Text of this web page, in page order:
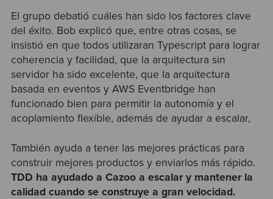
El grupo debatió cuáles han sido los factores clave
del éxito. Bob explicó que, entre otras cosas, se
insistió en que todos utilizaran Typescript para lograr
coherencia y facilidad, que la arquitectura sin
servidor ha sido excelente, que la arquitectura
basada en eventos y AWS Eventbridge han
funcionado bien para permitir la autonomía y el
acoplamiento flexible, además de ayudar a escalar,
También ayuda a tener las mejores prácticas para
construir mejores productos y enviarlos más rápido.
TDD ha ayudado a Cazoo a escalar y mantener la
calidad cuando se construye a gran velocidad.